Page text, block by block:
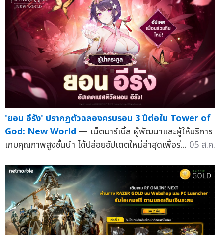
'ยอน อีรัง' ปรากฏตัวฉลองครบรอบ 3 ปีต่อใน Tower of
God: New World — เน็ตมาร์เบิ้ล ผู้พัฒนาและผู้ให้บริการ
เกมคุณภาพสูงชั้นนำ ได้ปล่อยอัปเดตใหม่ล่าสุดเพื่อร่... 05 ส.ค.